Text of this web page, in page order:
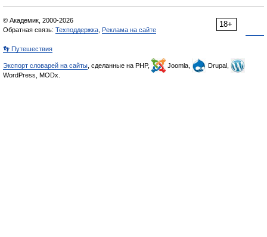
18+
© Академик, 2000-2026
Обратная связь: Техподдержка Реклама на сайте
👣 Путешествия
Экспорт словарей на сайты , сделанные на PHP, Joomla,
Drupal,
WordPress, MODx.